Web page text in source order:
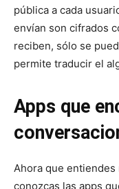
pública a cada
envían son cifrados
reciben, sólo se
permite traducir el
Apps que
Ahora que
conozcas las apps